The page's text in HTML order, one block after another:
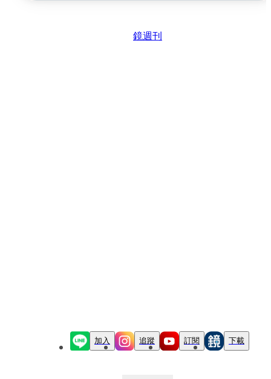
鏡週刊
加入 追蹤 訂閱 下載